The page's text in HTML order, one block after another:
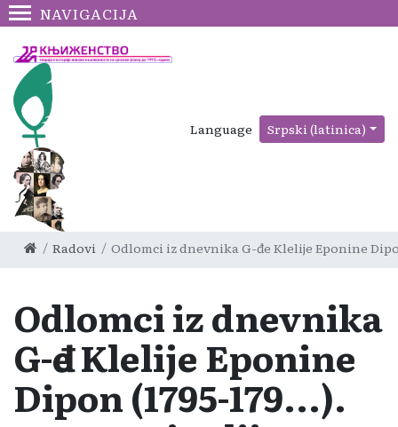
NAVIGACIJA
Language Srpski (latinica)
Radovi Odlomci iz dnevnika G-đe Klelije Eponine
Odlomci iz dnevnika
G-đe Klelije Eponine
Dipon (1795-179...).